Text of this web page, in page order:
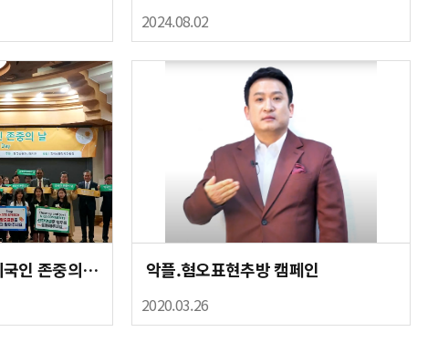
2024.08.02
0523 악플없는 날 & 외국인 존중의 날 행사 악플.혐오표현추방 캠페인
2020.03.26